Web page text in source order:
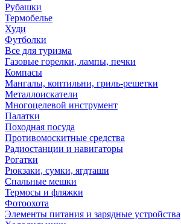
Рубашки
Термобелье
Худи
Футболки
Все для туризма
Газовые горелки, лампы, печки
Компасы
Мангалы, коптильни, гриль-решетки
Металлоискатели
Многоцелевой инструмент
Палатки
Походная посуда
Противомоскитные средства
Радиостанции и навигаторы
Рогатки
Рюкзаки, сумки, ягдташи
Спальные мешки
Термосы и фляжки
Фотоохота
Элементы питания и зарядные устройства